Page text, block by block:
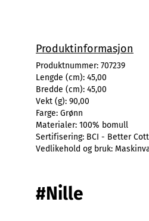
Produktinformasjon
Produktnummer: 707239
Lengde (cm): 45,00
Bredde (cm): 45,00
Vekt (g): 90,00
Farge: Grønn
Materialer: 100% bomull
Sertifisering: BCI - Better
Vedlikehold og bruk:
#Nille